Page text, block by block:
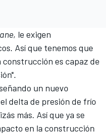
le exigen
Así que tenemos que
construcción es capaz de
un nuevo
delta de presión de frío
más. Así que ya se
en la construcción